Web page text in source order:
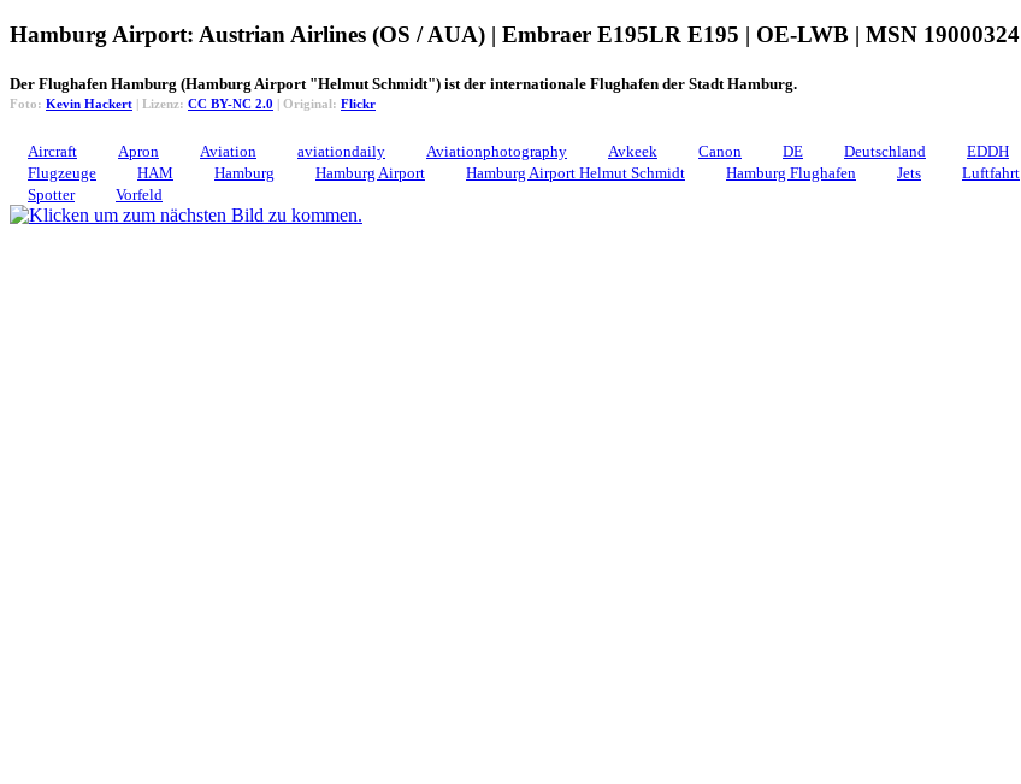
Hamburg Airport: Austrian Airlines (OS / AUA) | Embraer E195LR E195 | OE-LWB | MSN 19000324
Der Flughafen Hamburg (Hamburg Airport "Helmut Schmidt") ist der internationale Flughafen der Stadt Hamburg.
Foto: Kevin Hackert | Lizenz: CC BY-NC 2.0 | Original: Flickr
Aircraft Apron Aviation aviationdaily Aviationphotography Avkeek Canon DE Deutschland EDDH
Flugzeuge
HAM Hamburg Hamburg Airport Hamburg Airport Helmut Schmidt Hamburg Flughafen Jets Luftfahrt
Spotter
Vorfeld